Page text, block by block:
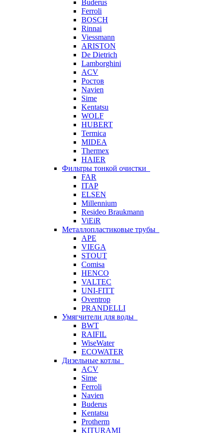
Buderus
Ferroli
BOSCH
Rinnai
Viessmann
ARISTON
De Dietrich
Lamborghini
ACV
Ростов
Navien
Sime
Kentatsu
WOLF
HUBERT
Termica
MIDEA
Thermex
HAIER
Фильтры тонкой очистки
FAR
ITAP
ELSEN
Millennium
Resideo Braukmann
ViEiR
Металлопластиковые трубы
APE
VIEGA
STOUT
Comisa
HENCO
VALTEC
UNI-FITT
Oventrop
PRANDELLI
Умягчители для воды
BWT
RAIFIL
WiseWater
ECOWATER
Дизельные котлы
ACV
Sime
Ferroli
Navien
Buderus
Kentatsu
Protherm
KITURAMI